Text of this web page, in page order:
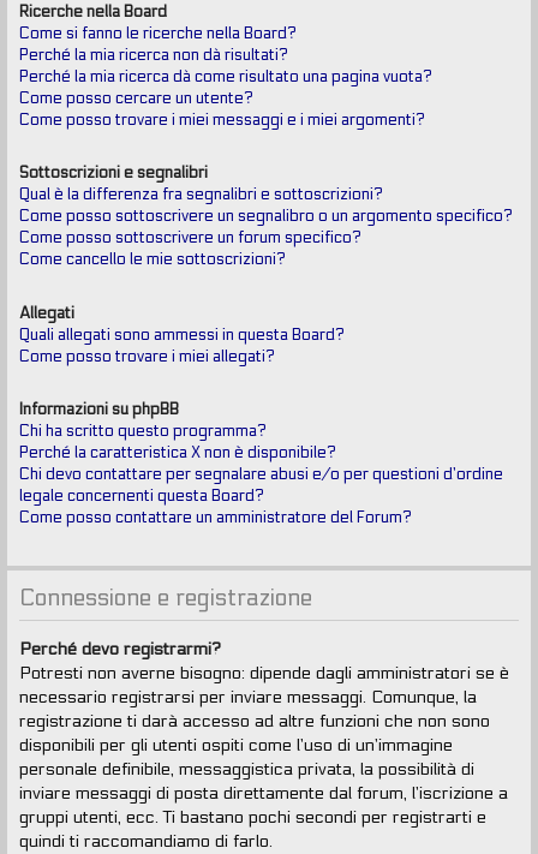
Ricerche nella Board
Come si fanno le ricerche nella Board?
Perché la mia ricerca non dà risultati?
Perché la mia ricerca dà come risultato una pagina vuota?
Come posso cercare un utente?
Come posso trovare i miei messaggi e i miei argomenti?
Sottoscrizioni e segnalibri
Qual è la differenza fra segnalibri e sottoscrizioni?
Come posso sottoscrivere un segnalibro o un argomento specifico?
Come posso sottoscrivere un forum specifico?
Come cancello le mie sottoscrizioni?
Allegati
Quali allegati sono ammessi in questa Board?
Come posso trovare i miei allegati?
Informazioni su phpBB
Chi ha scritto questo programma?
Perché la caratteristica X non è disponibile?
Chi devo contattare per segnalare abusi e/o per questioni d’ordine
legale concernenti questa Board?
Come posso contattare un amministratore del Forum?
Connessione e registrazione
Perché devo registrarmi?
Potresti non averne bisogno: dipende dagli amministratori se è
necessario registrarsi per inviare messaggi. Comunque, la
registrazione ti darà accesso ad altre funzioni che non sono
disponibili per gli utenti ospiti come l’uso di un’immagine
personale definibile, messaggistica privata, la possibilità di
inviare messaggi di posta direttamente dal forum, l’iscrizione a
gruppi utenti, ecc. Ti bastano pochi secondi per registrarti e
quindi ti raccomandiamo di farlo.